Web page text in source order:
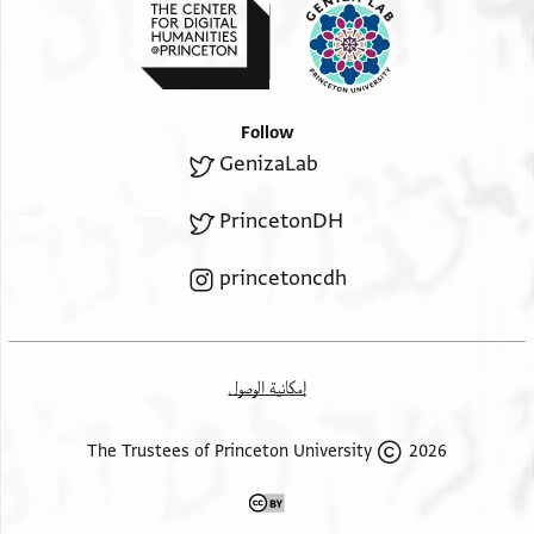
.] לי [
יצח[ק ב]יר שמואל זכ לב אברהם [ . . ] [
חלפון ה[לוי] ביר מנשה תנצבה
Follow
GenizaLab
PrincetonDH
princetoncdh
إمكانية الوصول
2026 The Trustees of Princeton University